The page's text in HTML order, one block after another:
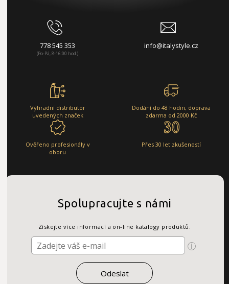
778 545 353
(Po-Pá, 8-16:00 hod.)
info@italystyle.cz
Výhradní distributor
uvedených značek
Dodání do 48 hodin, doprava
zdarma od 2000 Kč
Ověřeno profesionály v
oboru
Přes 30 let zkušeností
Spolupracujte s námi
Získejte více informací a on-line katalogy produktů.